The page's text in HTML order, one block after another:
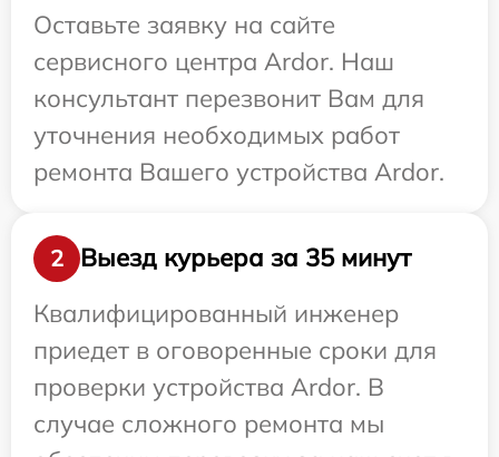
Оставьте заявку на сайте
сервисного центра Ardor. Наш
консультант перезвонит Вам для
уточнения необходимых работ
ремонта Вашего устройства Ardor.
2
Выезд курьера за 35 минут
Квалифицированный инженер
приедет в оговоренные сроки для
проверки устройства Ardor. В
случае сложного ремонта мы